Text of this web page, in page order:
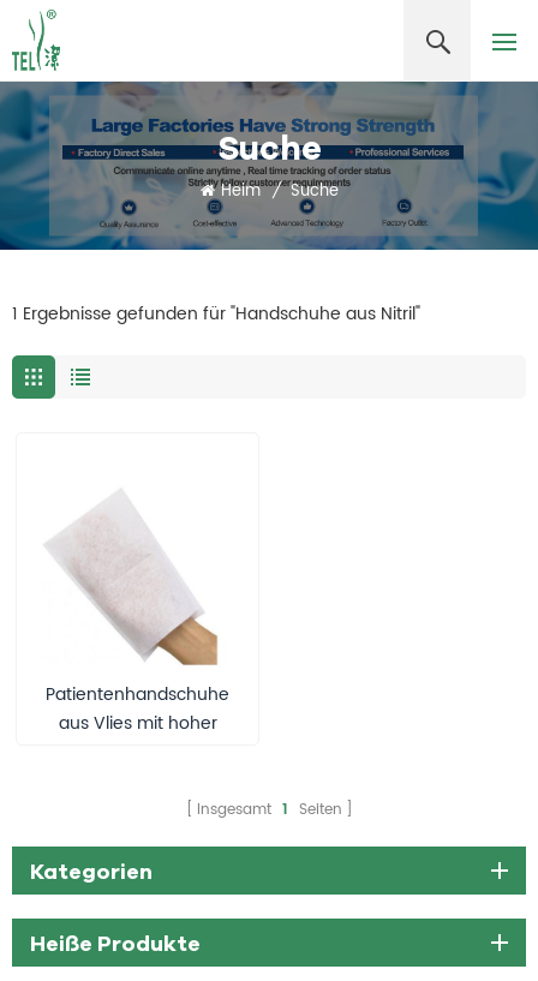
Suche
Heim / Suche
1 Ergebnisse gefunden für "Handschuhe aus Nitril"
Patientenhandschuhe
aus Vlies mit hoher
Insgesamt 1 Seiten
Kategorien
Heiße Produkte